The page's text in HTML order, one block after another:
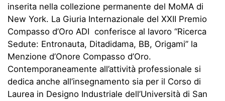
inserita nella collezione permanente del MoMA di
New York. La Giuria Internazionale del XXII Premio
Compasso d’Oro ADI conferisce al lavoro “Ricerca
Sedute: Entronauta, Ditadidama, BB, Origami” la
Menzione d’Onore Compasso d’Oro.
Contemporaneamente all’attività professionale si
dedica anche all’insegnamento sia per il Corso di
Laurea in Designo Industriale dell’Università di San